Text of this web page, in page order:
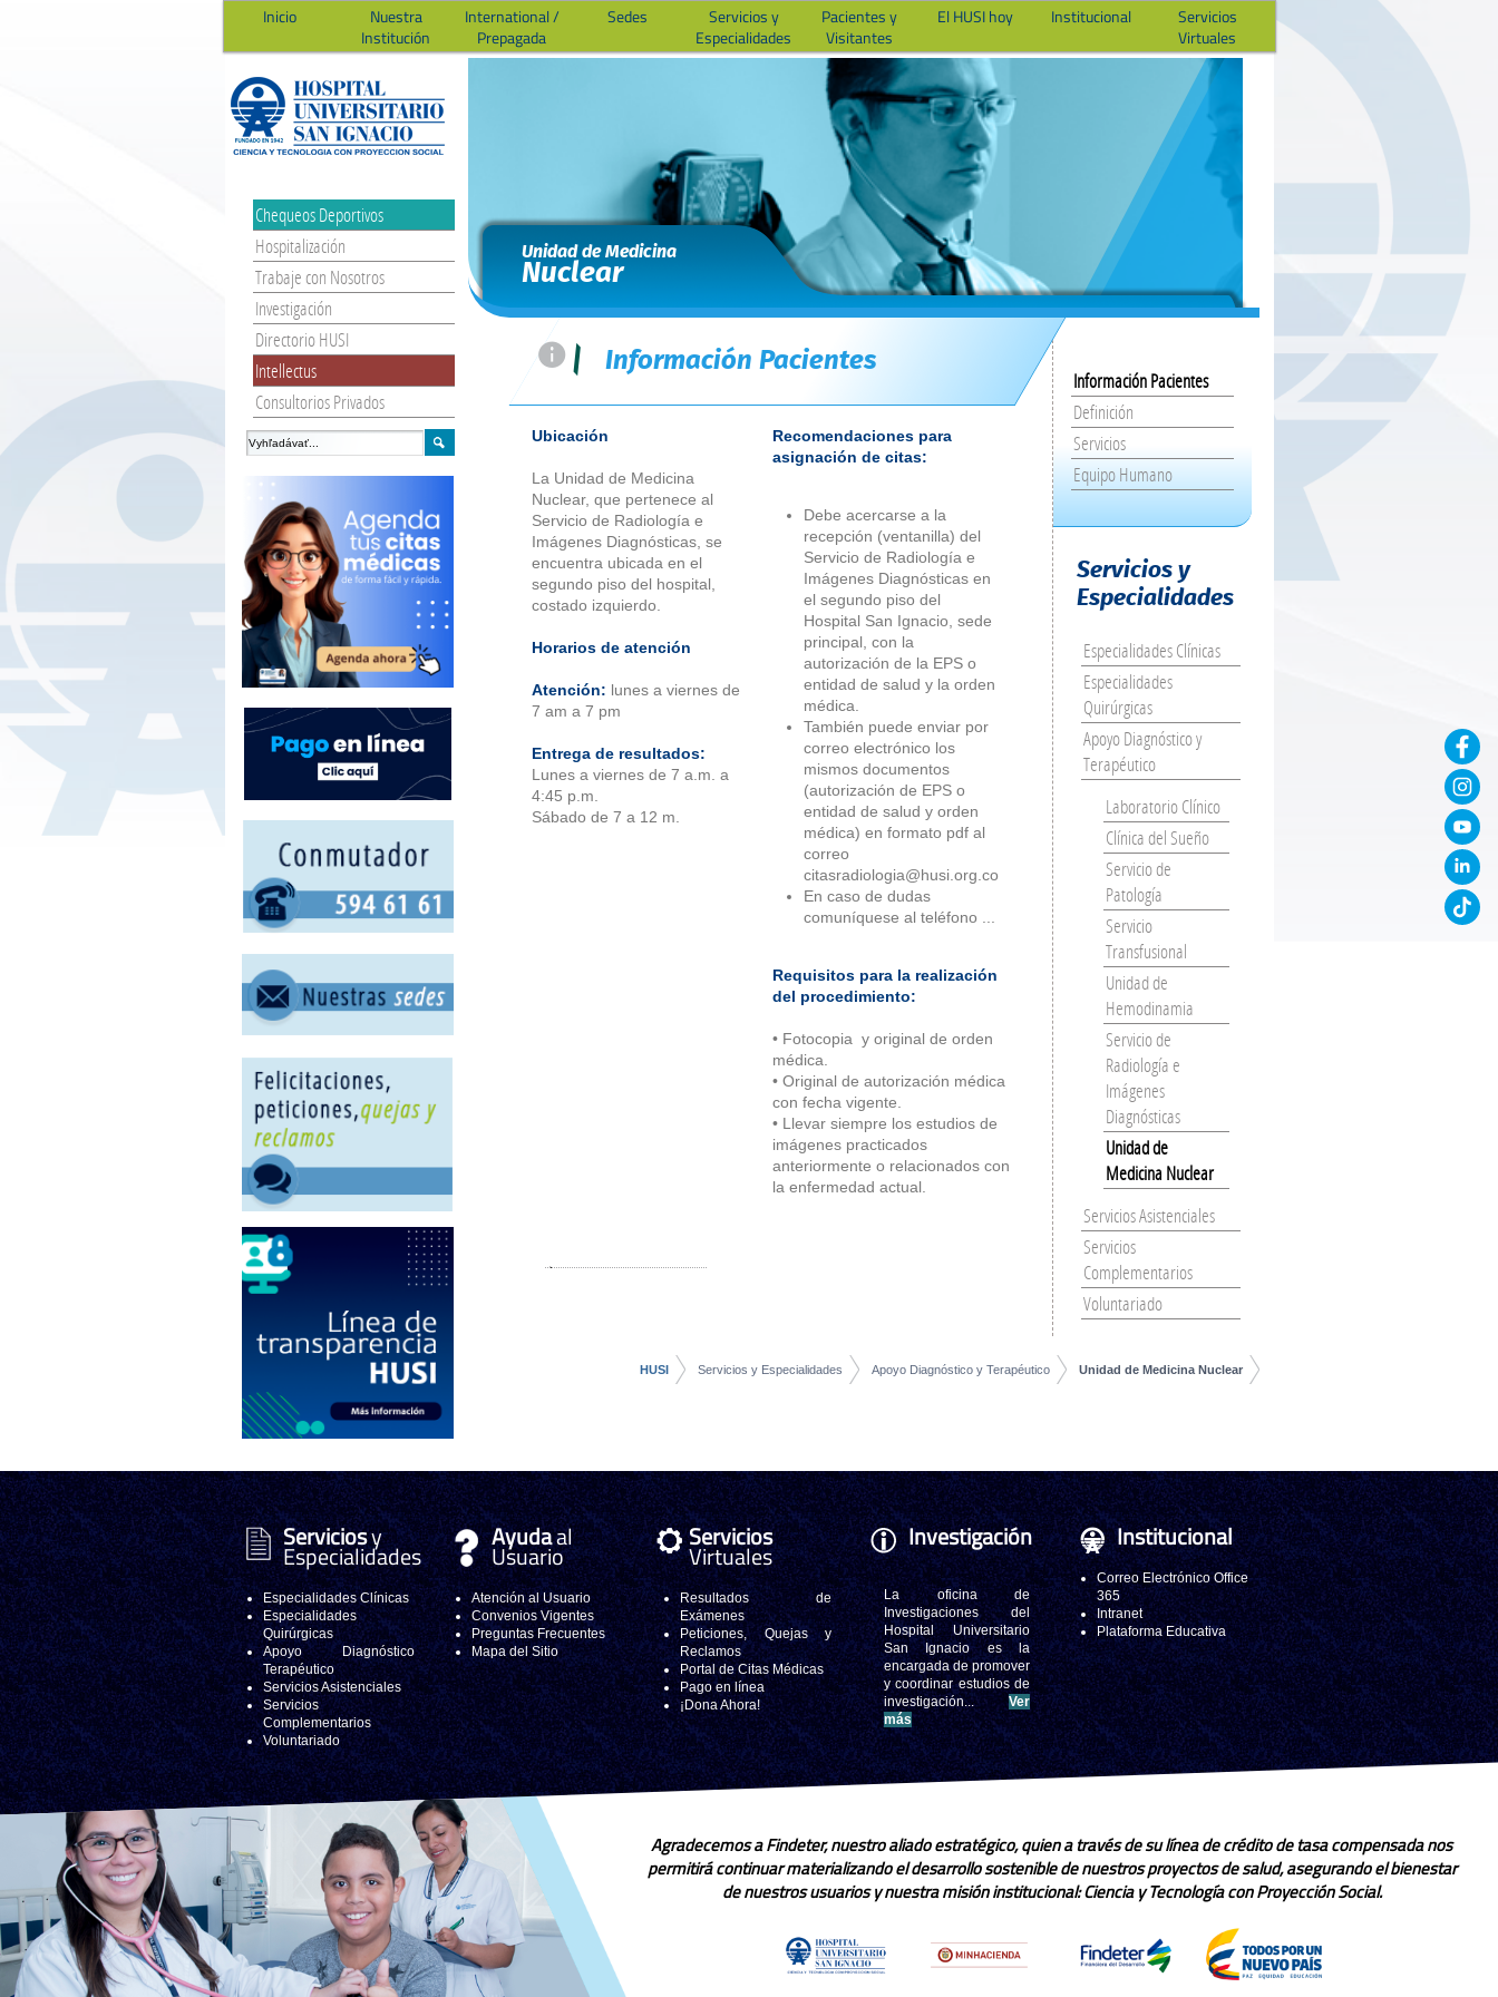
Inicio
Nuestra
Institución
International /
Prepagada
Sedes
Servicios y
Especialidades
Pacientes y
Visitantes
El HUSI hoy Institucional
Servicios
Virtuales
Chequeos Deportivos
Hospitalización
Trabaje con Nosotros
Investigación
Directorio HUSI
Intellectus
Consultorios Privados
Unidad de Medicina
Nuclear
= | Información Pacientes
Ubicación
La Unidad de Medicina
Nuclear, que pertenece al
Servicio de Radiología e
Imágenes Diagnósticas, se
encuentra ubicada en el
segundo piso del hospital,
costado izquierdo.
Horarios de atención
Atención: lunes a viernes de
7 am a 7 pm
Entrega de resultados:
Lunes a viernes de 7 a.m. a
4:45 p.m.
Sábado de 7 a 12 m.
Recomendaciones para
asignación de citas:
Debe acercarse a la
recepción (ventanilla) del
Servicio de Radiología e
Imágenes Diagnósticas en
el segundo piso del
Hospital San Ignacio, sede
principal, con la
autorización de la EPS o
entidad de salud y la orden
médica.
También puede enviar por
correo electrónico los
mismos documentos
(autorización de EPS o
entidad de salud y orden
médica) en formato pdf al
correo
citasradiologia@husi.org.co
En caso de dudas
comuníquese al teléfono ...
Requisitos para la realización
del procedimiento:
• Fotocopia y original de orden
médica.
• Original de autorización médica
con fecha vigente.
• Llevar siempre los estudios de
imágenes practicados
anteriormente o relacionados con
la enfermedad actual.
Información Pacientes
Definición
Servicios
Equipo Humano
Servicios y
Especialidades
Especialidades Clínicas
Especialidades
Quirúrgicas
Apoyo Diagnóstico y
Terapéutico
Laboratorio Clínico
Clínica del Sueño
Servicio de
Patología
Servicio
Transfusional
Unidad de
Hemodinamia
Servicio de
Radiología e
Imágenes
Diagnósticas
Unidad de
Medicina Nuclear
Servicios Asistenciales
Servicios
Complementarios
Voluntariado
HUSI Servicios y Especialidades Apoyo Diagnóstico y Terapéutico Unidad de Medicina Nuclear
Serviciosy
Especialidades
Especialidades Clínicas
Especialidades
Quirúrgicas
Apoyo Diagnóstico
Terapéutico
Servicios Asistenciales
Servicios
Complementarios
Voluntariado
Ayudaal
Usuario
Atención al Usuario
Convenios Vigentes
Preguntas Frecuentes
Mapa del Sitio
Servicios
Virtuales
Resultados de
Exámenes
Peticiones, Quejas y
Reclamos
Portal de Citas Médicas
Pago en línea
¡Dona Ahora!
Investigación
La oficina de
Investigaciones del
Hospital Universitario
San Ignacio es la
encargada de promover
y coordinar estudios de
investigación... Ver
más
Institucional
Correo Electrónico Office
365
Intranet
Plataforma Educativa
Agradecemos a Findeter, nuestro aliado estratégico, quien a través de su línea de crédito de tasa compensada nos
permitirá continuar materializando el desarrollo sostenible de nuestros proyectos de salud, asegurando el bienestar
de nuestros usuarios y nuestra misión institucional: Ciencia y Tecnología con Proyección Social.